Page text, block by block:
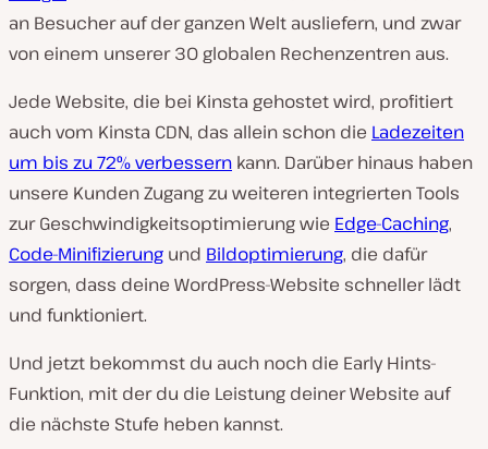
an Besucher auf der ganzen Welt ausliefern, und zwar
von einem unserer 30 globalen Rechenzentren aus.
Jede Website, die bei Kinsta gehostet wird, profitiert
auch vom Kinsta CDN, das allein schon die Ladezeiten
um bis zu 72% verbessern kann. Darüber hinaus haben
unsere Kunden Zugang zu weiteren integrierten Tools
zur Geschwindigkeitsoptimierung wie Edge-Caching,
Code-Minifizierung und Bildoptimierung, die dafür
sorgen, dass deine WordPress-Website schneller lädt
und funktioniert.
Und jetzt bekommst du auch noch die Early Hints-
Funktion, mit der du die Leistung deiner Website auf
die nächste Stufe heben kannst.